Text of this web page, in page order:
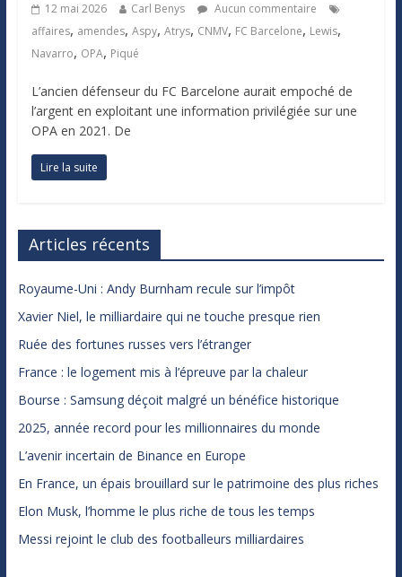
12 mai 2026 Carl Benys
Aucun commentaire
affaires, amendes, Aspy, Atrys, CNMV, FC Barcelone, Lewis,
Navarro, OPA, Piqué
L’ancien défenseur du FC Barcelone aurait empoché de
l’argent en exploitant une information privilégiée sur une
OPA en 2021. De
Lire la suite
Articles récents
Royaume-Uni : Andy Burnham recule sur l’impôt
Xavier Niel, le milliardaire qui ne touche presque rien
Ruée des fortunes russes vers l’étranger
France : le logement mis à l’épreuve par la chaleur
Bourse : Samsung déçoit malgré un bénéfice historique
2025, année record pour les millionnaires du monde
L’avenir incertain de Binance en Europe
En France, un épais brouillard sur le patrimoine des plus riches
Elon Musk, l’homme le plus riche de tous les temps
Messi rejoint le club des footballeurs milliardaires